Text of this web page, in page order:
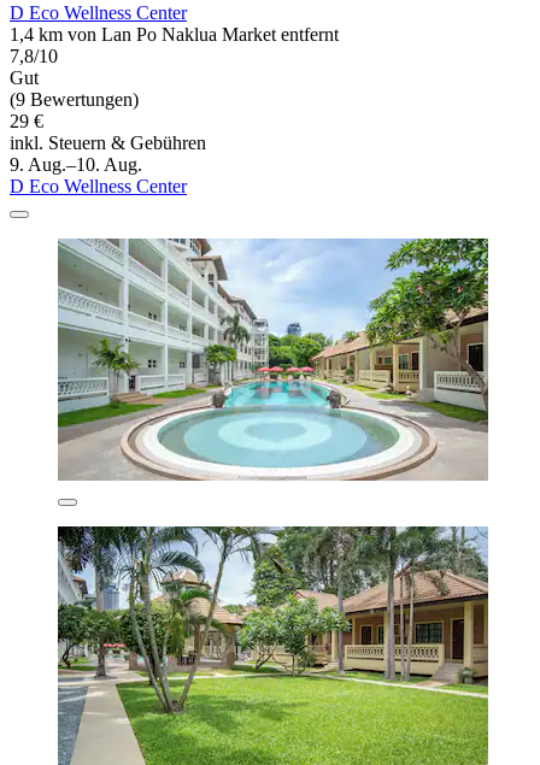
D Eco Wellness Center
1,4 km von Lan Po Naklua Market entfernt
7,8/10
Gut
(9 Bewertungen)
29 €
inkl. Steuern & Gebühren
9. Aug.–10. Aug.
D Eco Wellness Center